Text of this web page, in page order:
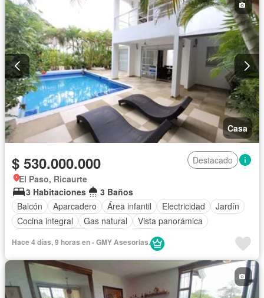
Terraza
Vista panorámica Wifi
Casa
$ 530.000.000
Destacado
El Paso, Ricaurte
3 Habitaciones
3 Baños
Balcón
Aparcadero Área infantil Electricidad
Jardín
Cocina integral
Gas natural
Vista panorámica
Agua
Hace 4 días, 9 horas en - GMY Asesorias.